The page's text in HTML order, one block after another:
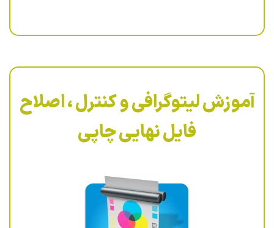
آموزش لیتوگرافی و کنترل ، اصلاح
فایل نهایی چاپی